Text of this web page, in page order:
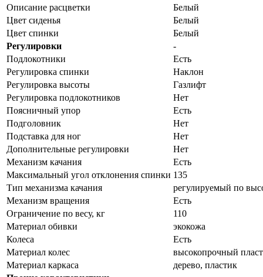
Описание расцветки
Белый
Цвет сиденья
Белый
Цвет спинки
Белый
Регулировки
-
Подлокотники
Есть
Регулировка спинки
Наклон
Регулировка высоты
Газлифт
Регулировка подлокотников
Нет
Поясничный упор
Есть
Подголовник
Нет
Подставка для ног
Нет
Дополнительные регулировки
Нет
Механизм качания
Есть
Максимальный угол отклонения спинки 135
Тип механизма качания
регулируемый по
Механизм вращения
Есть
Ограничение по весу, кг
110
Материал обивки
экокожа
Колеса
Есть
Материал колес
высокопрочный
Материал каркаса
дерево, пластик